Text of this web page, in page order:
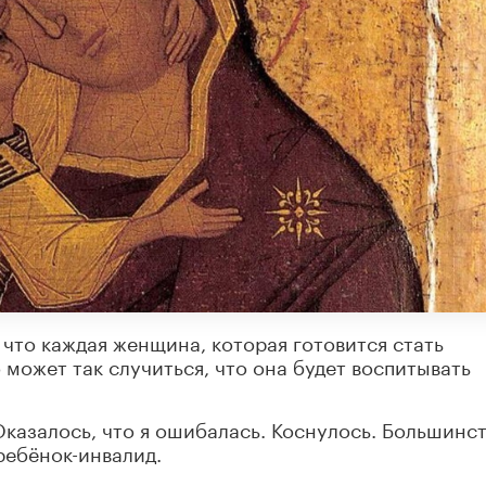
каждая женщина, которая готовится стать
так случиться, что она будет воспитывать
что я ошибалась. Коснулось.
инвалид.